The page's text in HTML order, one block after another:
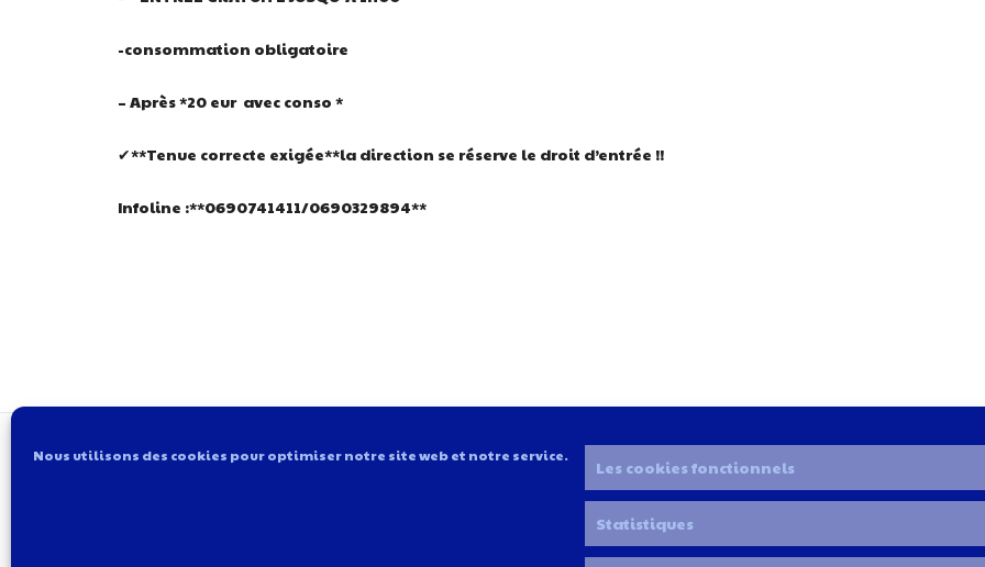
Nous utilisons des cookies pour optimiser notre site web et notre service.
Les cookies fonctionnels
Statistiques
-consommation obligatoire
– Après *20 eur avec conso *
✔**Tenue correcte exigée**la direction se réserve le droit d’entrée !!
Infoline :**0690741411/0690329894**